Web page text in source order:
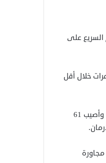
لقوات الدعم السريع على
خلال أقل
وقال المتحدث باسم وزارة الصحة بولاية الخرطوم محمد إبراهيم إن 15 مدنيا بينهم أطفال ونساء قتلوا وأصيب 61